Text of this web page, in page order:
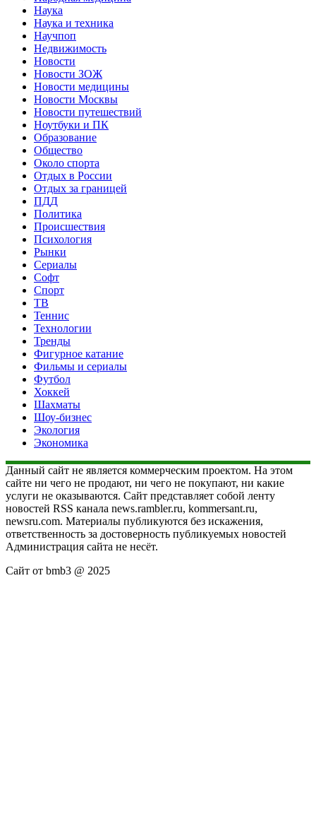
Наука
Наука и техника
Научпоп
Недвижимость
Новости
Новости ЗОЖ
Новости медицины
Новости Москвы
Новости путешествий
Ноутбуки и ПК
Образование
Общество
Около спорта
Отдых в России
Отдых за границей
ПДД
Политика
Происшествия
Психология
Рынки
Сериалы
Софт
Спорт
ТВ
Теннис
Технологии
Тренды
Фигурное катание
Фильмы и сериалы
Футбол
Хоккей
Шахматы
Шоу-бизнес
Экология
Экономика
Данный сайт не является коммерческим проектом. На этом
сайте ни чего не продают, ни чего не покупают, ни какие
услуги не оказываются. Сайт представляет собой ленту
новостей RSS канала news.rambler.ru, kommersant.ru,
newsru.com. Материалы публикуются без искажения,
ответственность за достоверность публикуемых новостей
Администрация сайта не несёт.
Сайт от bmb3 @ 2025